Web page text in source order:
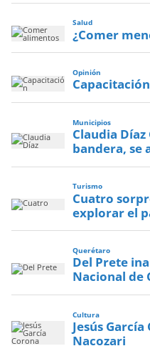
Salud
¿Comer
Opinión
Capacitación
Municipios
Claudia
bandera, se
Turismo
Cuatro
explorar el
Querétaro
Del Prete
Nacional de
Cultura
Jesús
Nacozari